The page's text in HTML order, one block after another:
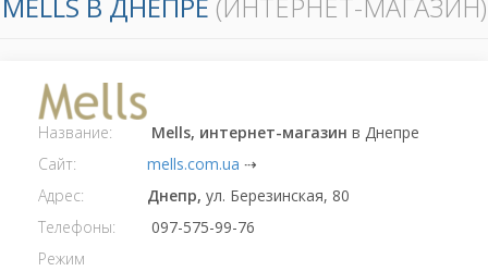
MELLS В ДНЕПРЕ (ИНТЕРНЕТ-МАГАЗИН)
Название: Mells, интернет-магазин в Днепре
Сайт:
mells.com.ua ⇢
Адрес:
Днепр, ул. Березинская, 80
Телефоны:
097-575-99-76
Режим